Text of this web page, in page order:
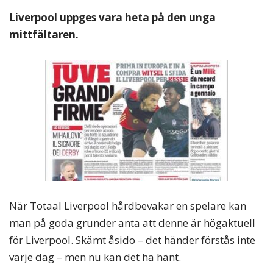
Liverpool uppges vara heta på den unga
mittfältaren.
När Totaal Liverpool hårdbevakar en spelare kan
man på goda grunder anta att denne är högaktuell
för Liverpool. Skämt åsido – det händer förstås inte
varje dag – men nu kan det ha hänt.